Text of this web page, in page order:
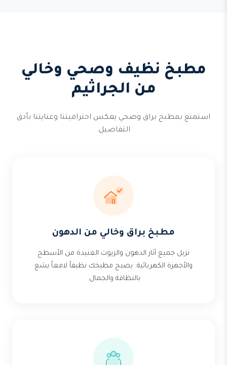
مطبخ نظيف وصحي وخالي
من الجراثيم
استمتع بمطبخ براق وصحي يعكس احترافيتنا وعنايتنا بأدق
التفاصيل.
مطبخ براق وخالي من الدهون
نزيل جميع آثار الدهون والزيوت العنيدة من الأسطح
والأجهزة الكهربائية. يصبح مطبخك نظيفاً لامعاً يشع
بالنظافة والجمال.